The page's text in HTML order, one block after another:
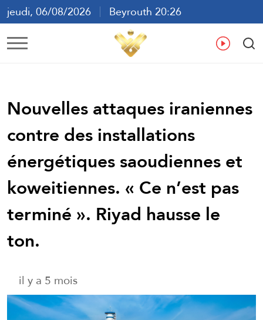
jeudi, 06/08/2026
Beyrouth 20:26
ع
Nouvelles attaques iraniennes
contre des installations
énergétiques saoudiennes et
koweitiennes. « Ce n’est pas
terminé ». Riyad hausse le
ton.
il y a 5 mois